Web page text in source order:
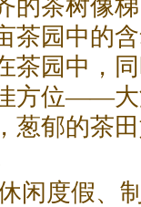
的茶树像
茶园中的
茶园中，
方位——
葱郁的茶
闲度假、